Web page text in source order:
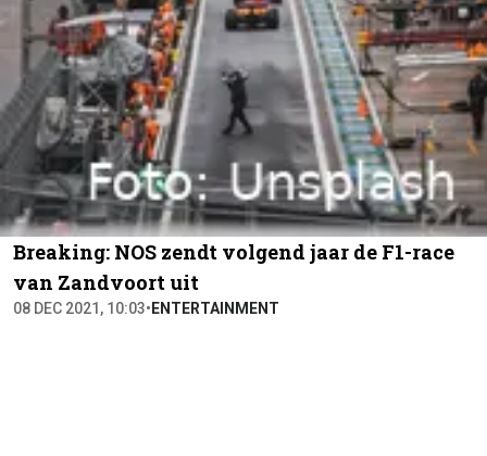
Breaking: NOS zendt volgend jaar de F1-race
van Zandvoort uit
08 DEC 2021, 10:03• ENTERTAINMENT